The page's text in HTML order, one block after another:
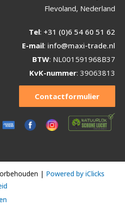
Flevoland, Nederland
Tel: +31 (0)6 54 60 51 62
E-mail: info@maxi-trade.nl
BTW: NL001591968B37
KvK-nummer: 39063813
Contactformulier
| Powered by iClicks